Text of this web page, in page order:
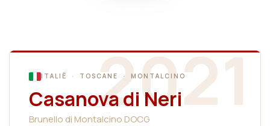
2021
ITALIË · TOSCANE · MONTALCINO
Casanova di Neri
Brunello di Montalcino DOCG